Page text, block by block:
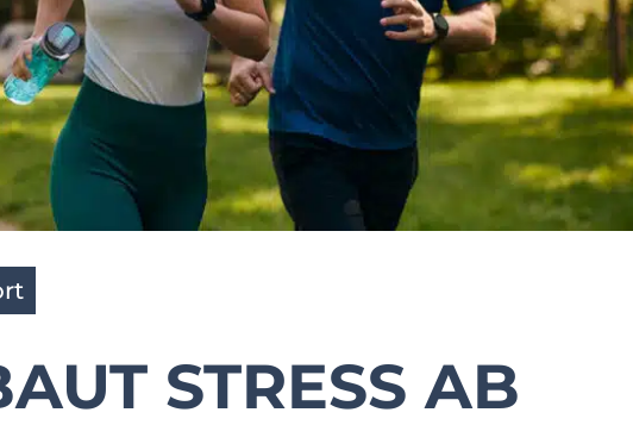
STRESS AB